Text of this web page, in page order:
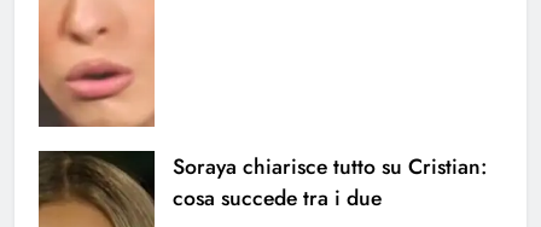
Soraya chiarisce tutto su Cristian:
cosa succede tra i due